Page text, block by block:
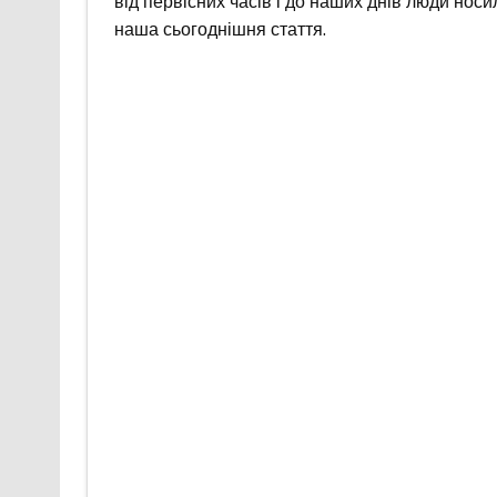
наша сьогоднішня стаття.